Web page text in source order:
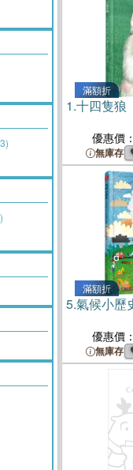
滿額折
1.十四隻狼
優惠價
無庫存
滿額折
5.氣候小歷
優惠價
無庫存